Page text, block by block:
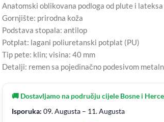
Anatomski oblikovana podloga od plute i lateksa
Gornjište: prirodna koža
Podstava stopala: antilop
Potplat: lagani poliuretanski potplat (PU)
Tip pete: klin; visina: 40 mm
Detalji: remen sa pojedinačno podesivom
🚚 Dostavljamo na području cijele Bosne i
Isporuka: 09. Augusta – 11. Augusta